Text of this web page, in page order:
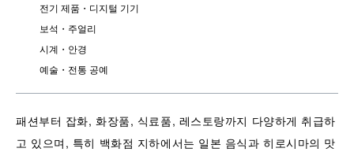
전기 제품・디지털 기기
보석・주얼리
시계・안경
예술・전통 공예
패션부터 잡화, 화장품, 식료품, 레스토랑까지 다양하게 취급하
고 있으며, 특히 백화점 지하에서는 일본 음식과 히로시마의 맛